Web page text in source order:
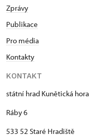
Zprávy
Publikace
Pro média
Kontakty
KONTAKT
státní hrad Kunětická hora
Ráby 6
533 52 Staré Hradiště